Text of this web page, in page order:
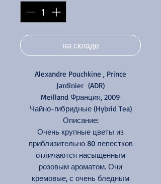
на складе
Alexandre Pouchkine , Prince
Jardinier (ADR)
Meilland Франция, 2009
Чайно-гибридные (Hybrid Tea)
Описание:
Очень крупные цветы из
приблизительно 80 лепестков
отличаются насыщенным
розовым ароматом. Они
кремовые, с очень бледным